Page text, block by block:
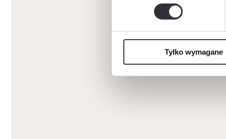
Tylko wymagane